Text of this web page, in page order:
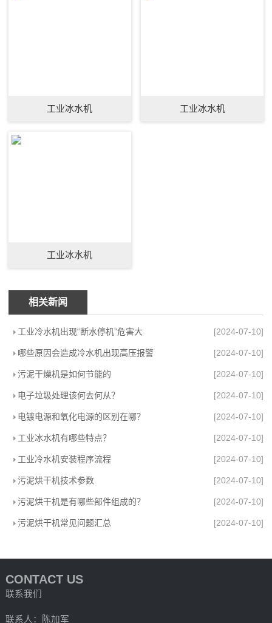
工业冰水机 工业冰水机
工业冰水机
相关新闻
工业冷水机出现“断水停机”危害大 [2024-07-10]
哪些原因会造成冷水机出现高压报警 [2024-07-10]
污泥干燥机是如何节能的 [2024-07-10]
电子垃圾处理该何去何从？ [2024-07-10]
电镀电源和氧化电源的区别在哪？ [2024-07-10]
工业冰水机有哪些特点？ [2024-07-10]
工业冷水机安装程序流程 [2024-07-10]
污泥烘干机技术参数 [2024-07-10]
污泥烘干机是有哪些部件组成的？ [2024-07-10]
污泥烘干机常见问题汇总 [2024-07-10]
CONTACT US
联系我们
联系人：陈加军